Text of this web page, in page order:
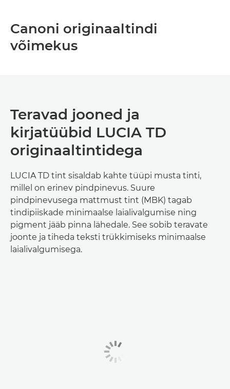
Canoni originaaltindi
võimekus
Teravad jooned ja
kirjatüübid LUCIA TD
originaaltintidega
LUCIA TD tint sisaldab kahte tüüpi musta tinti,
millel on erinev pindpinevus. Suure
pindpinevusega mattmust tint (MBK) tagab
tindipiiskade minimaalse laialivalgumise ning
pigment jääb pinna lähedale. See sobib teravate
joonte ja tiheda teksti trükkimiseks minimaalse
laialivalgumisega.